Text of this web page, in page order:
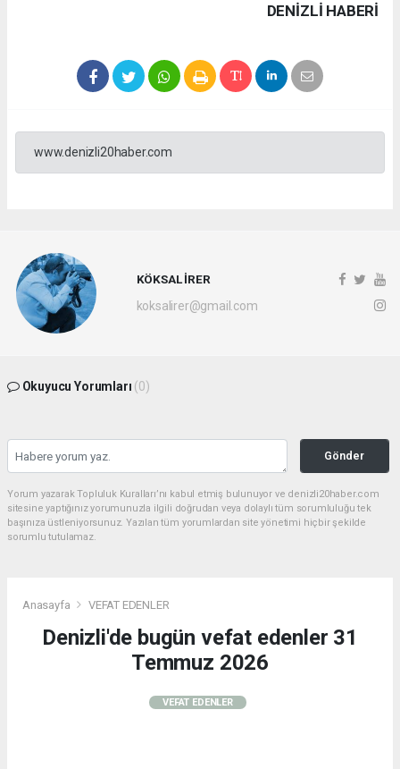
DENIZLI HABERİ
www.denizli20haber.com
KÖKSAL İRER
koksalirer@gmail.com
Okuyucu Yorumları (0)
Gönder
Yorum yazarak Topluluk Kuralları’nı kabul etmiş bulunuyor ve denizli20haber.com
sitesine yaptığınız yorumunuzla ilgili doğrudan veya dolaylı tüm sorumluluğu tek
başınıza üstleniyorsunuz. Yazılan tüm yorumlardan site yönetimi hiçbir şekilde
sorumlu tutulamaz.
Anasayfa VEFAT EDENLER
Denizli'de bugün vefat edenler 31
Temmuz 2026
VEFAT EDENLER